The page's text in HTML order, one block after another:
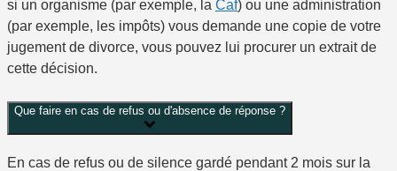
si un organisme (par exemple, la Caf) ou une administration
(par exemple, les impôts) vous demande une copie de votre
jugement de divorce, vous pouvez lui procurer un extrait de
cette décision.
Que faire en cas de refus ou d'absence de réponse ?
En cas de refus ou de silence gardé pendant 2 mois sur la